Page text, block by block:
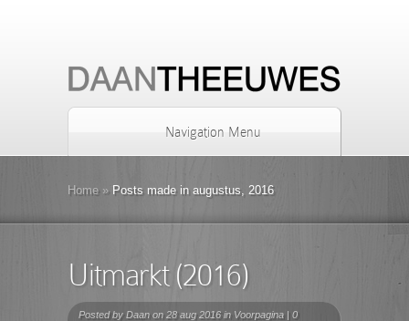
Navigation Menu
Home » Posts made in augustus, 2016
Uitmarkt (2016)
Posted by Daan on 28 aug 2016 in Voorpagina | 0